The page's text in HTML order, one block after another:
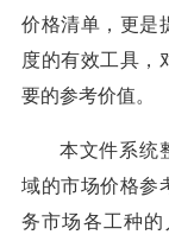
价格清单，更是
度的有效工具，
要的参考价值。
本文件系统
域的市场价格参
务市场各工种